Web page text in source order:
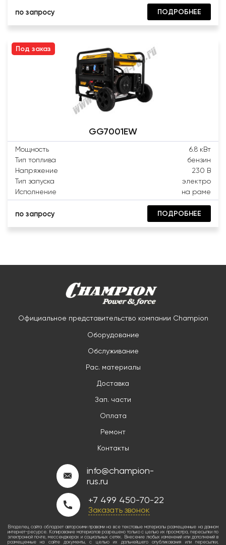
по запросу ПОДРОБНЕЕ
Под заказ
GG7001EW
Мощность
6.8 кВт
Тип топлива
бензин
Напряжение
230 В
Тип запуска
электро
Исполнение
на раме
по запросу ПОДРОБНЕЕ
Официальное представительство компании Champion
Оборудование
Обслуживание
Рас. материалы
Доставка
Зап. части
Оплата
Ремонт
Контакты
info@champion-
rus.ru
+7 499 450-70-22
Заказать звонок
Владелец сайта обладает авторскими правами на все текстовые материалы размещенные на данном
интернет-ресурсе. Копирование материалов разрешено только с целью их просмотра, пересылки по
электронной почте, мессенджерах и социальных сетях. Внесение любых изменений или дополнений в
размещенные на сайте документы, с целью их дальнейшего опубликования или пересылки,